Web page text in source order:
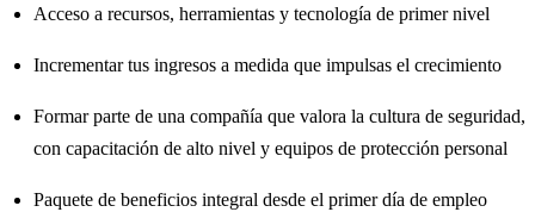
Acceso a recursos, herramientas y tecnología de primer nivel
Incrementar tus ingresos a medida que impulsas el crecimiento
Formar parte de una compañía que valora la cultura de seguridad,
con capacitación de alto nivel y equipos de protección personal
Paquete de beneficios integral desde el primer día de empleo